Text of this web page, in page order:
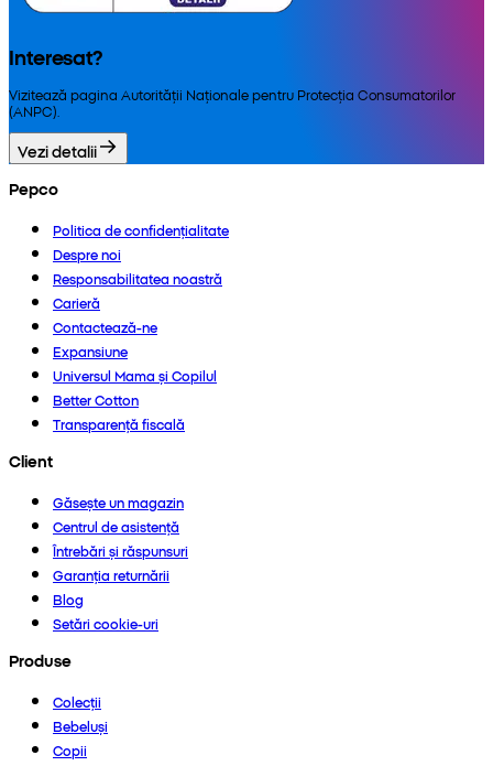
Interesat?
Vizitează pagina Autorității Naționale pentru Protecția Consumatorilor
(ANPC).
Vezi detalii
Pepco
Politica de confidențialitate
Despre noi
Responsabilitatea noastră
Carieră
Contactează-ne
Expansiune
Universul Mama și Copilul
Better Cotton
Transparență fiscală
Client
Găsește un magazin
Centrul de asistență
Întrebări și răspunsuri
Garanția returnării
Blog
Setări cookie-uri
Produse
Colecții
Bebeluși
Copii